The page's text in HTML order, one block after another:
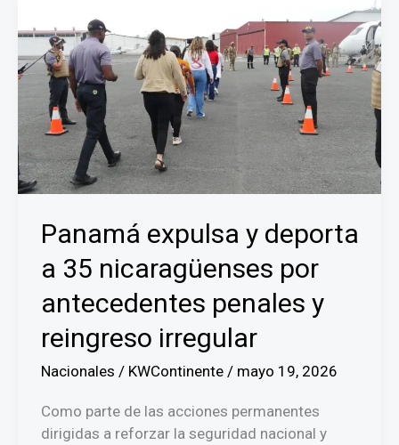
suministro
de
agua
en
sectores
de
Ancón
este
Panamá expulsa y deporta
a 35 nicaragüenses por
antecedentes penales y
reingreso irregular
Nacionales / KWContinente / mayo 19, 2026
Como parte de las acciones permanentes
dirigidas a reforzar la seguridad nacional y